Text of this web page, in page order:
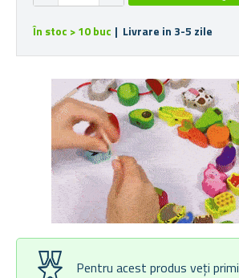
În stoc > 10 buc | Livrare in 3-5 zile
Pentru acest produs veți primi